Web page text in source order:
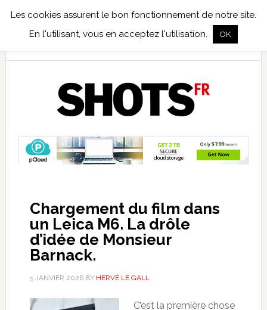
Chargement du film dans
un Leica M6. La drôle
d’idée de Monsieur
Barnack.
5 JANVIER 2026BY HERVÉ LE GALL
C’est la première chose
Les cookies assurent le bon fonctionnement de notre site.
En l'utilisant, vous en acceptez l'utilisation.
OK